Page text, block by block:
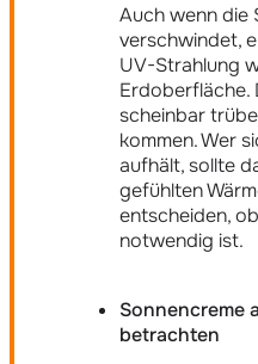
Auch wenn die
verschwindet,
UV-Strahlung
Erdoberfläche.
scheinbar
kommen. Wer
aufhält, sollte
gefühlten
entscheiden,
notwendig ist.
Sonnencreme
betrachten